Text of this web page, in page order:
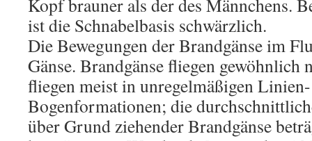
Kopf brauner als der des Männchens.
ist die Schnabelbasis schwärzlich.
Die Bewegungen der Brandgänse im
Gänse. Brandgänse fliegen gewöhnlich
fliegen meist in unregelmäßigen
Bogenformationen; die
über Grund ziehender Brandgänse